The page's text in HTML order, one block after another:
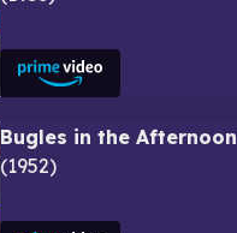
Bugles in the Afternoon
1952